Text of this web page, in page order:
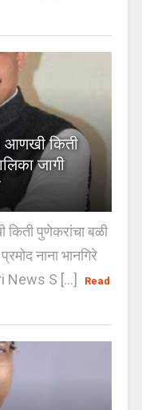
आणखी किती
जागी
पुणेकरांचा बळी
नाना भानगिरे
News S [...]
Read